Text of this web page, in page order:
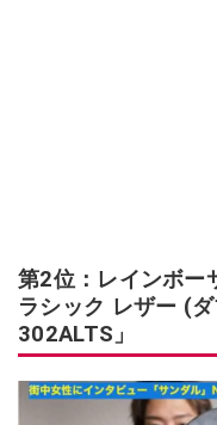
第2位：レインボー
ラシック レザー (
302ALTS」